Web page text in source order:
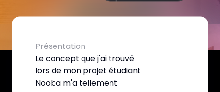
Présentation
Le concept que j'ai trouvé
lors de mon projet étudiant
Nooba m'a tellement